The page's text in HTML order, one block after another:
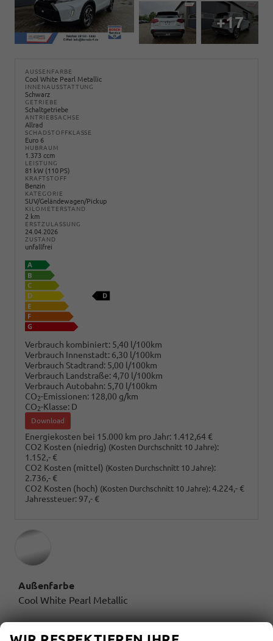
+17
AUSSENFARBE
Cool White Pearl Metallic
INNENAUSSTATTUNG
Schwarz
GETRIEBE
Schaltgetriebe
ANTRIEBSACHSE
Allrad
SCHADSTOFFKLASSE
Euro 6
HUBRAUM
1.373 ccm
LEISTUNG
81 kW (110 PS)
KRAFTSTOFF
Benzin
KATEGORIE
SUV/Geländewagen/Pickup
KILOMETERSTAND
2 km
ERSTZULASSUNG
24.04.2026
ZUSTAND
unfallfrei
Verbrauch kombiniert: 5,40 l/100km
Verbrauch Innenstadt: 6,30 l/100km
Verbrauch Stadtrand: 5,00 l/100km
Verbrauch Landstraße:4,70 l/100km
Verbrauch Autobahn: 5,70 l/100km
CO2-Emissionen: 128,00 g/km
CO2-Klasse: D
Download
Energiekosten bei 15.000 km pro Jahr: 1.412,64 €
CO2 Kosten (niedrig) (Kosten Durchschnitt 10 Jahre):
1.152,- €
CO2 Kosten (mittel) (Kosten Durchschnitt 10 Jahre):
2.736,- €
CO2 Kosten (hoch) (Kosten Durchschnitt 10 Jahre):4.224,- €
Jahressteuer: 97,- €
Außenfarbe
Cool White Pearl Metallic